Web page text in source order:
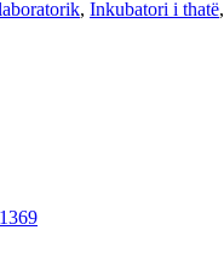
, Inkubatori i thatë,